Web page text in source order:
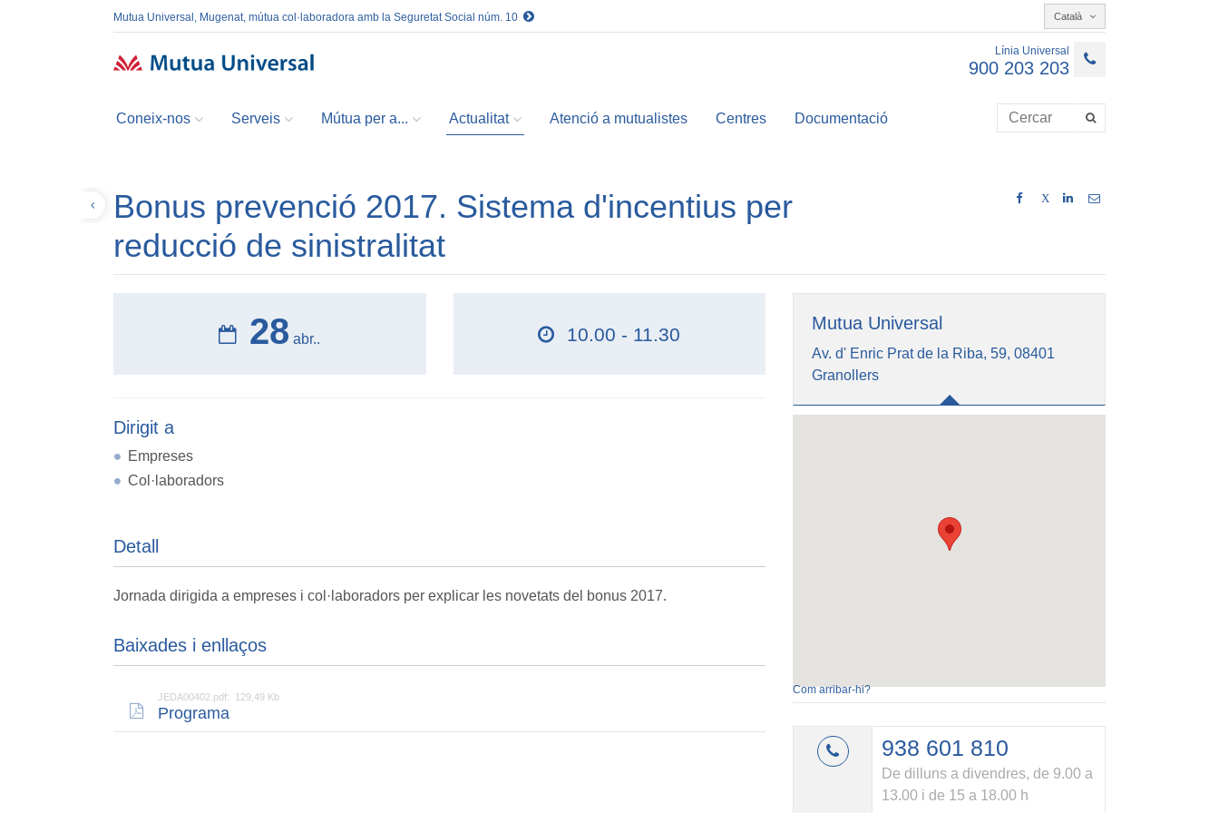
Mutua Universal, Mugenat, mútua col·laboradora amb la Seguretat Social núm. 10 Català
Línia Universal
900 203 203
Coneix-nos Serveis Mútua per a... Actualitat Atenció a mutualistes Centres Documentació
X
Bonus prevenció 2017. Sistema d'incentius per
reducció de sinistralitat
28 abr.. 10.00 - 11.30
Dirigit a
Empreses
Col·laboradors
Detall
Jornada dirigida a empreses i col·laboradors per explicar les novetats del bonus 2017.
Baixades i enllaços
JEDA00402.pdf: 129,49 Kb
Programa
Mutua Universal
Av. d' Enric Prat de la Riba, 59, 08401
Granollers
Com arribar-hi?
938 601 810
De dilluns a divendres, de 9.00 a
13.00 i de 15 a 18.00 h